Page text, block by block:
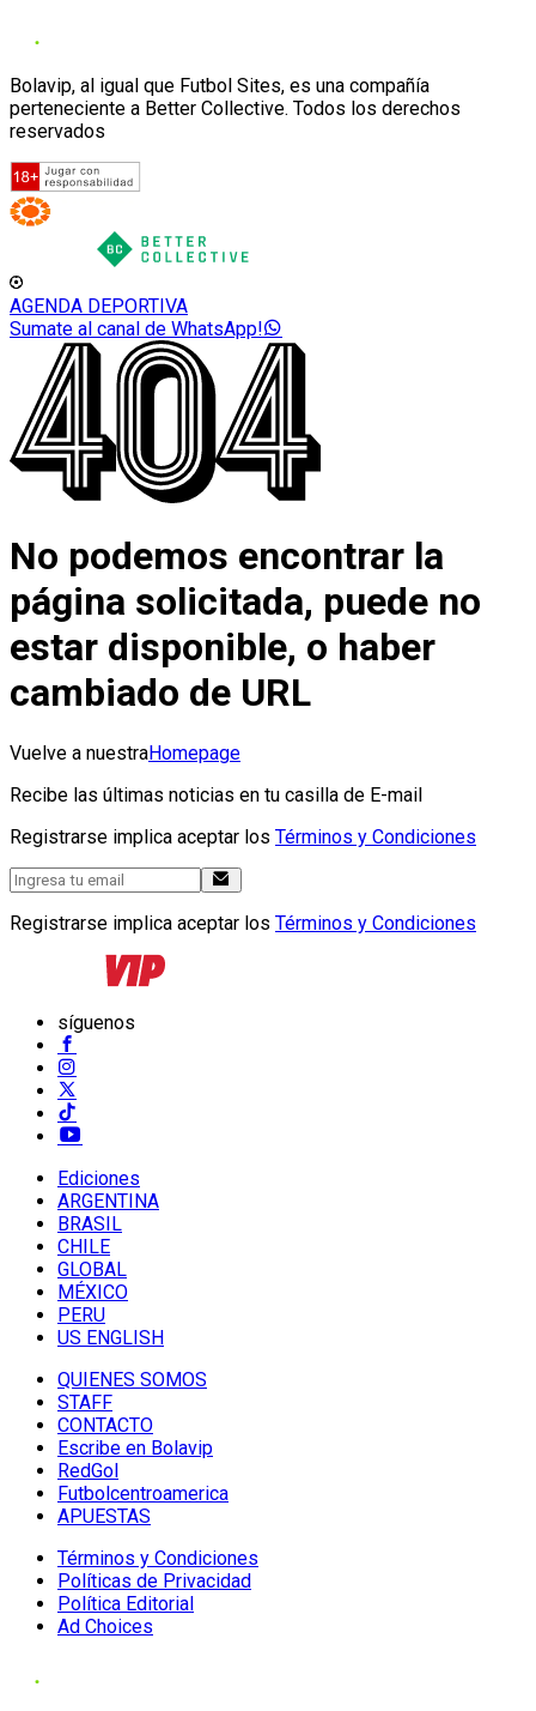
Bolavip, al igual que Futbol Sites, es una compañía
perteneciente a Better Collective. Todos los derechos
reservados
AGENDA DEPORTIVA
Sumate al canal de WhatsApp!
No podemos encontrar la
página solicitada, puede no
estar disponible, o haber
cambiado de URL
Vuelve a nuestraHomepage
Recibe las últimas noticias en tu casilla de E-mail
Registrarse implica aceptar los Términos y Condiciones
Registrarse implica aceptar los Términos y Condiciones
síguenos
Ediciones
ARGENTINA
BRASIL
CHILE
GLOBAL
MÉXICO
PERU
US ENGLISH
QUIENES SOMOS
STAFF
CONTACTO
Escribe en Bolavip
RedGol
Futbolcentroamerica
APUESTAS
Términos y Condiciones
Políticas de Privacidad
Política Editorial
Ad Choices